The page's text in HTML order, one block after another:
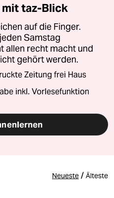
mit taz-Blick
auf die Finger.
Samstag
allen recht macht und
gehört werden.
Zeitung frei Haus
inkl. Vorlesefunktion
Neueste / Älteste